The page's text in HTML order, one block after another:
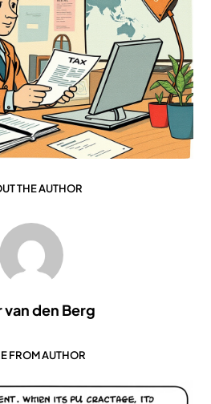
THE AUTHOR
van den Berg
FROM AUTHOR